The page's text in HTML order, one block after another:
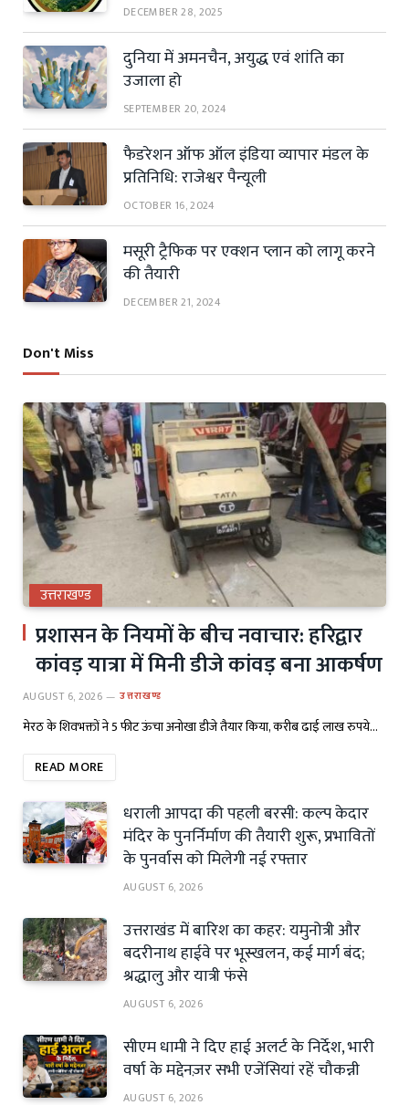
DECEMBER 28, 2025
दुनिया में अमनचैन, अयुद्ध एवं शांति का
उजाला हो
SEPTEMBER 20, 2024
फैडरेशन ऑफ ऑल इंडिया व्यापार मंडल के
प्रतिनिधि: राजेश्वर पैन्यूली
OCTOBER 16, 2024
मसूरी ट्रैफिक पर एक्शन प्लान को लागू करने
की तैयारी
DECEMBER 21, 2024
Don't Miss
उत्तराखण्ड
प्रशासन के नियमों के बीच नवाचार: हरिद्वार
कांवड़ यात्रा में मिनी डीजे कांवड़ बना आकर्षण
AUGUST 6, 2026 उत्तराखण्ड
मेरठ के शिवभक्तों ने 5 फीट ऊंचा अनोखा डीजे तैयार किया, करीब ढाई लाख रुपये…
READ MORE
धराली आपदा की पहली बरसी: कल्प केदार
मंदिर के पुनर्निर्माण की तैयारी शुरू, प्रभावितों
के पुनर्वास को मिलेगी नई रफ्तार
AUGUST 6, 2026
उत्तराखंड में बारिश का कहर: यमुनोत्री और
बदरीनाथ हाईवे पर भूस्खलन, कई मार्ग बंद;
श्रद्धालु और यात्री फंसे
AUGUST 6, 2026
सीएम धामी ने दिए हाई अलर्ट के निर्देश, भारी
वर्षा के मद्देनज़र सभी एजेंसियां रहें चौकन्नी
AUGUST 6, 2026